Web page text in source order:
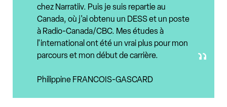
chez Narratiiv. Puis je suis repartie au
Canada, où j'ai obtenu un DESS et un poste
à Radio-Canada/CBC. Mes études à
l'international ont été un vrai plus pour mon
parcours et mon début de carrière.
Philippine FRANCOIS-GASCARD